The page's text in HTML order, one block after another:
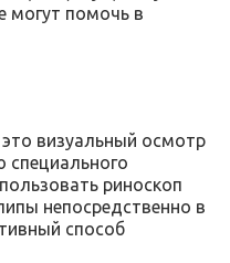
могут помочь в
визуальный осмотр
риноскоп
непосредственно в
способ